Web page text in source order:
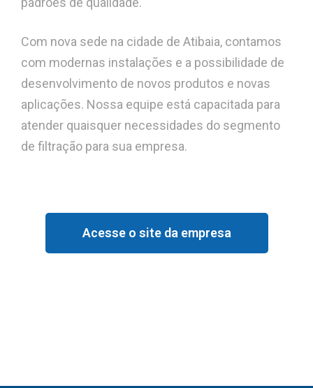
Com nova sede na cidade de Atibaia, contamos
com modernas instalações e a possibilidade de
desenvolvimento de novos produtos e novas
aplicações. Nossa equipe está capacitada para
atender quaisquer necessidades do segmento
de filtração para sua empresa.
Acesse o site da empresa